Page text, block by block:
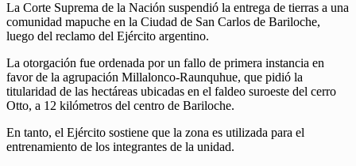
La Corte Suprema de la Nación suspendió la entrega de tierras a una
comunidad mapuche en la Ciudad de San Carlos de Bariloche,
luego del reclamo del Ejército argentino.
La otorgación fue ordenada por un fallo de primera instancia en
favor de la agrupación Millalonco-Raunquhue, que pidió la
titularidad de las hectáreas ubicadas en el faldeo suroeste del cerro
Otto, a 12 kilómetros del centro de Bariloche.
En tanto, el Ejército sostiene que la zona es utilizada para el
entrenamiento de los integrantes de la unidad.